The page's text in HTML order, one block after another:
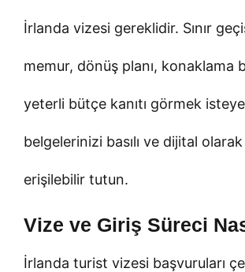
İrlanda vizesi gereklidir. Sınır
memur, dönüş planı, konaklama
yeterli bütçe kanıtı görmek
belgelerinizi basılı ve dijital
erişilebilir tutun.
Vize ve Giriş Süreci
İrlanda turist vizesi başvuruları